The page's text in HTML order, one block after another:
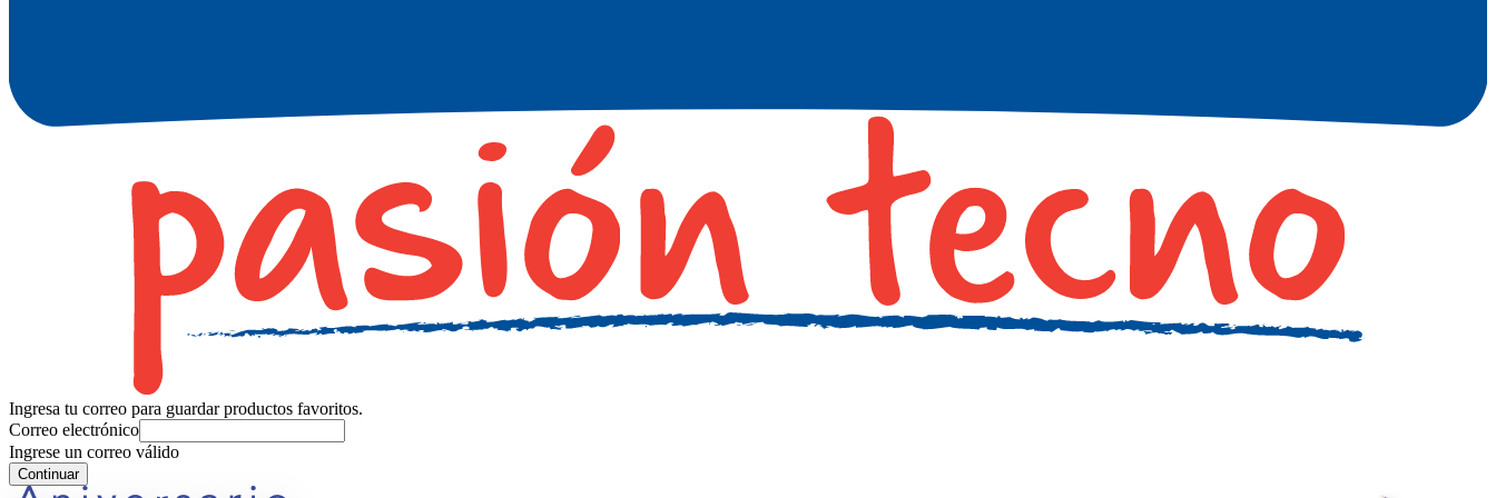
Ingresa tu correo para guardar productos favoritos.
Correo electrónico
Ingrese un correo válido
Continuar